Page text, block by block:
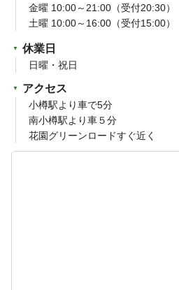
金曜 10:00～21:00（受付20:30）
土曜 10:00～16:00（受付15:00）
休業日
日曜・祝日
アクセス
小樽駅より車で5分
南小樽駅より車５分
花園グリーンロードすぐ近く